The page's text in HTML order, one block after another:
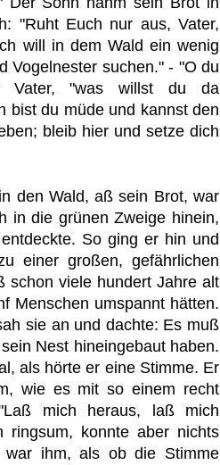
"Ruht Euch nur aus, Vater,
will in dem Wald ein wenig
Vogelnester suchen." - "O du
Vater, "was willst du da
bist du müde und kannst den
bleib hier und setze dich
den Wald, aß sein Brot, war
in die grünen Zweige hinein,
So ging er hin und
einer großen, gefährlichen
schon viele hundert Jahre alt
Menschen umspannt hätten.
sie an und dachte: Es muß
Nest hineingebaut haben.
als hörte er eine Stimme. Er
wie es mit so einem recht
mich heraus, laß mich
ringsum, konnte aber nichts
war ihm, als ob die Stimme